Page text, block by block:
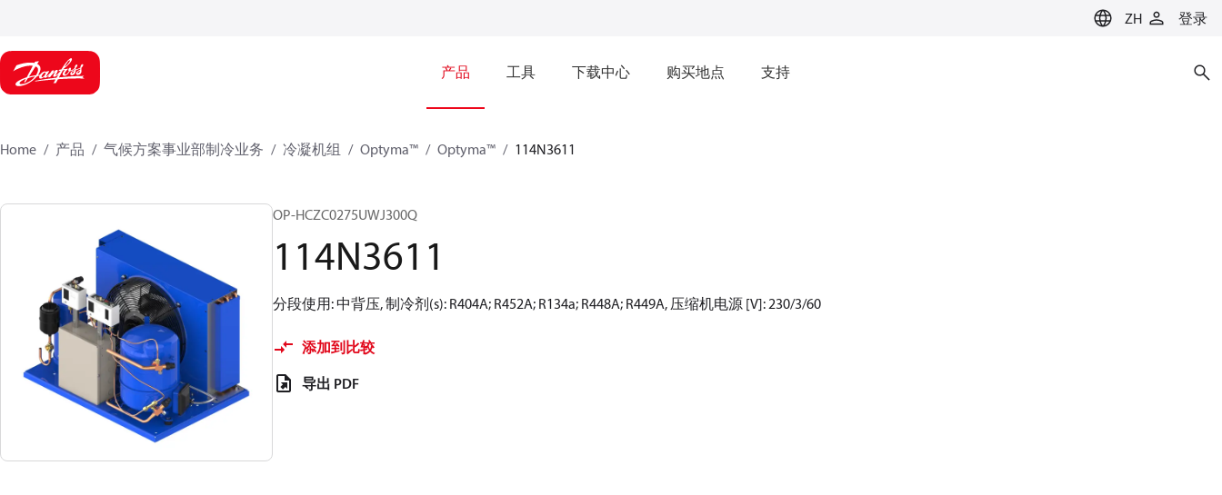
ZH 登录
产品 工具 下载中心 购买地点 支持
Home 产品 气候方案事业部制冷业务 冷凝机组 Optyma™ Optyma™ 114N3611
OP-HCZC0275UWJ300Q
114N3611
分段使用: 中背压, 制冷剂(s): R404A; R452A; R134a; R448A; R449A, 压缩机电源 [V]: 230/3/60
添加到比较
导出 PDF